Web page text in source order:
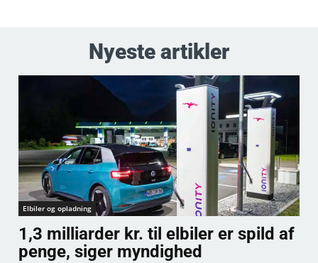
Nyeste artikler
Elbiler og opladning
1,3 milliarder kr. til elbiler er spild af
penge, siger myndighed